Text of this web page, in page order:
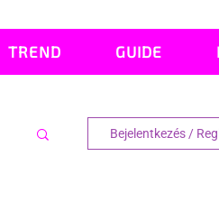
TREND GUIDE
Bejelentkezés /